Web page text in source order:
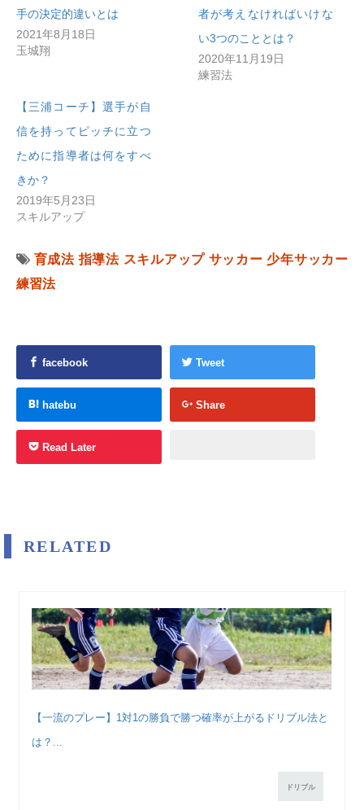
手の決定的違いとは
2021年8月18日
玉城翔
者が考えなければいけな
い3つのこととは？
2020年11月19日
練習法
【三浦コーチ】選手が自
信を持ってピッチに立つ
ために指導者は何をすべ
きか？
2019年5月23日
スキルアップ
育成法 指導法 スキルアップ サッカー 少年サッカー
練習法
facebook Tweet
hatebu Share
Read Later
RELATED
【一流のプレー】1対1の勝負で勝つ確率が上がるドリブル法と
は？...
ドリブル